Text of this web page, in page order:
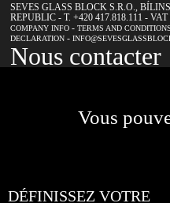
SEVES GLASS BLOCK S.R.O.,
REPUBLIC - T. +420 417.818.111 - VAT
COMPANY INFO -TERMS AND CONDITIONS
DECLARATION -
Nous contacter
Vous
DÉFINISSEZ VOTRE